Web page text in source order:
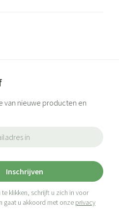
van nieuwe producten en
Inschrijven
klikken, schrijft u zich in voor
gaat u akkoord met onze privacy